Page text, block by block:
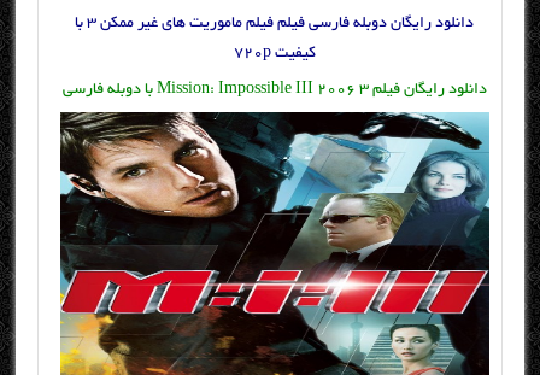
دانلود رایگان دوبله فارسی فیلم فیلم ماموریت های غیر ممکن ۳ با
کیفیت ۷۲۰p
دانلود رایگان فیلم ۳ Mission: Impossible III 2006 با دوبله فارسی